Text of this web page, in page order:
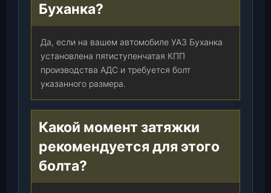
Буханка?
Да, если на вашем автомобиле УАЗ Буханка
установлена пятиступенчатая КПП
производства АДС и требуется болт
указанного размера.
Какой момент затяжки
рекомендуется для этого
болта?